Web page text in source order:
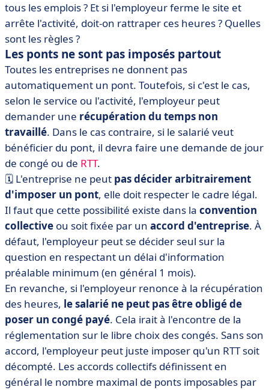
tous les emplois ? Et si l'employeur ferme le site et
arrête l'activité, doit-on rattraper ces heures ? Quelles
sont les règles ?
Les ponts ne sont pas imposés partout
Toutes les entreprises ne donnent pas
automatiquement un pont. Toutefois, si c'est le cas,
selon le service ou l'activité, l'employeur peut
demander une récupération du temps non
travaillé. Dans le cas contraire, si le salarié veut
bénéficier du pont, il devra faire une demande de jour
de congé ou de RTT.
🗓️ L'entreprise ne peut pas décider arbitrairement
d'imposer un pont, elle doit respecter le cadre légal.
Il faut que cette possibilité existe dans la convention
collective ou soit fixée par un accord d'entreprise. À
défaut, l'employeur peut se décider seul sur la
question en respectant un délai d'information
préalable minimum (en général 1 mois).
En revanche, si l'employeur renonce à la récupération
des heures, le salarié ne peut pas être obligé de
poser un congé payé. Cela irait à l'encontre de la
réglementation sur le libre choix des congés. Sans son
accord, l'employeur peut juste imposer qu'un RTT soit
décompté. Les accords collectifs définissent en
général le nombre maximal de ponts imposables par